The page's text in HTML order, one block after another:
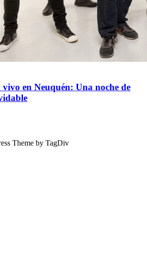
en Neuquén: Una noche de
Theme by TagDiv